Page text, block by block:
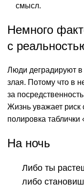
смысл.
Немного
с
Люди деградируют в
злая. Потому что в
за
Жизнь уважает риск
полировка
На ночь
Либо ты
либо